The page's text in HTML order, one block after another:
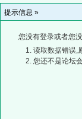
提示信息 »
您没有登录或者您
读取数据错误,
您还不是论坛